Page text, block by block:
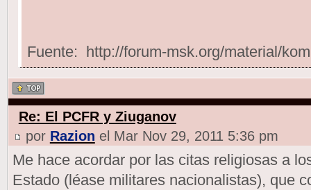
Fuente: http://forum-msk.org/material/
Re: El PCFR y Ziuganov
por Razion el Mar Nov 29, 2011 5:36 pm
Me hace acordar por las citas religiosas a
Estado (léase militares nacionalistas), que